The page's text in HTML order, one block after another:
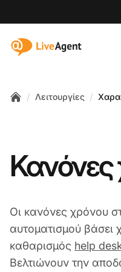
:site.title
/ Λειτουργίες /
Κανόνες
Οι κανόνες χρόνου
αυτοματισμού βάσει
καθαρισμός help
Βελτιώνουν την